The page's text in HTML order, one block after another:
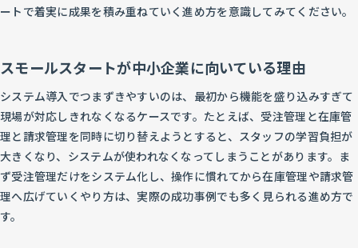
ートで着実に成果を積み重ねていく進め方を意識してみてください。
スモールスタートが中小企業に向いている理由
システム導入でつまずきやすいのは、最初から機能を盛り込みすぎて
現場が対応しきれなくなるケースです。たとえば、受注管理と在庫管
理と請求管理を同時に切り替えようとすると、スタッフの学習負担が
大きくなり、システムが使われなくなってしまうことがあります。ま
ず受注管理だけをシステム化し、操作に慣れてから在庫管理や請求管
理へ広げていくやり方は、実際の成功事例でも多く見られる進め方で
す。